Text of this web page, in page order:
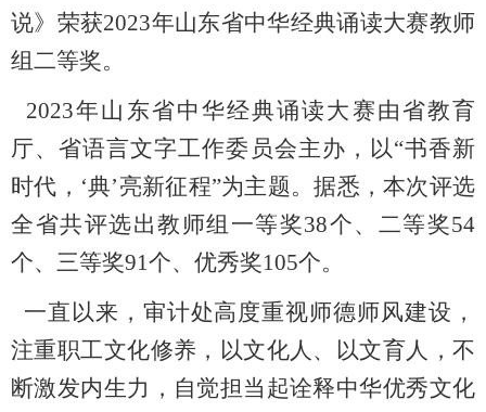
说》荣获2023年山东省中华经典诵读大赛教师
组二等奖。
2023年山东省中华经典诵读大赛由省教育
厅、省语言文字工作委员会主办，以“书香新
时代，‘典’亮新征程”为主题。据悉，本次评选
全省共评选出教师组一等奖38个、二等奖54
个、三等奖91个、优秀奖105个。
一直以来，审计处高度重视师德师风建设，
注重职工文化修养，以文化人、以文育人，不
断激发内生力，自觉担当起诠释中华优秀文化